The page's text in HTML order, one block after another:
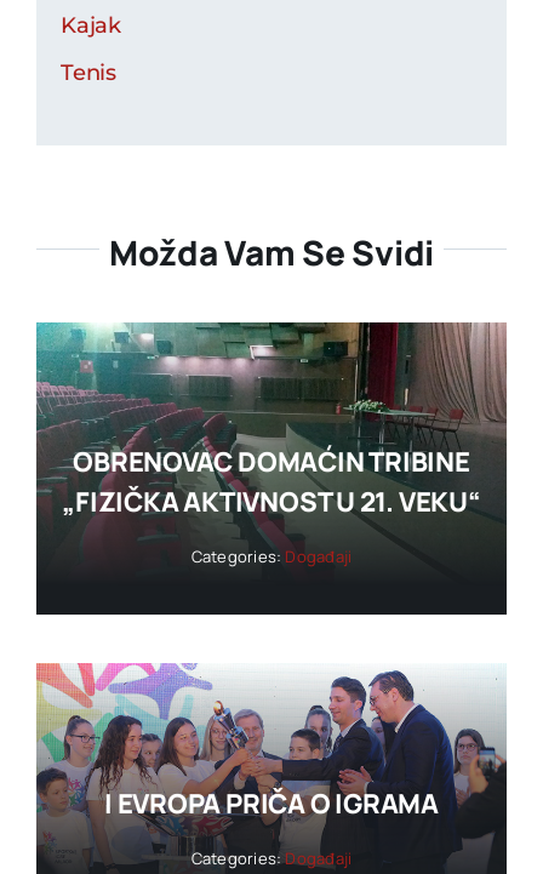
Kajak
Tenis
Možda Vam Se Svidi
OBRENOVAC DOMAĆIN TRIBINE
„FIZIČKA AKTIVNOST U 21. VEKU“
Categories: Događaji
I EVROPA PRIČA O IGRAMA
Categories:Događaji